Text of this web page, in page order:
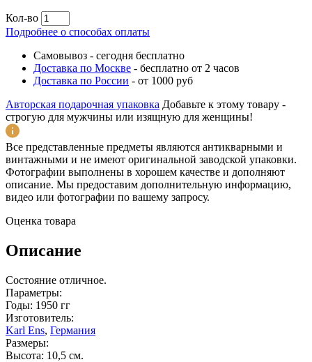
Кол-во
Подробнее о способах оплаты
Самовывоз - сегодня бесплатно
Доставка по Москве - бесплатно от 2 часов
Доставка по России - от 1000 руб
Авторская подарочная упаковка Добавьте к этому товару -
строгую для мужчины или изящную для женщины!
Все представленные предметы являются антикварными и
винтажными и не имеют оригинальной заводской упаковки.
Фотографии выполнены в хорошем качестве и дополняют
описание. Мы предоставим дополнительную информацию,
видео или фотографии по вашему запросу.
Оценка товара
Описание
Состояние отличное.
Параметры:
Годы: 1950 гг
Изготовитель:
Karl Ens, Германия
Размеры:
Высота: 10,5 см.